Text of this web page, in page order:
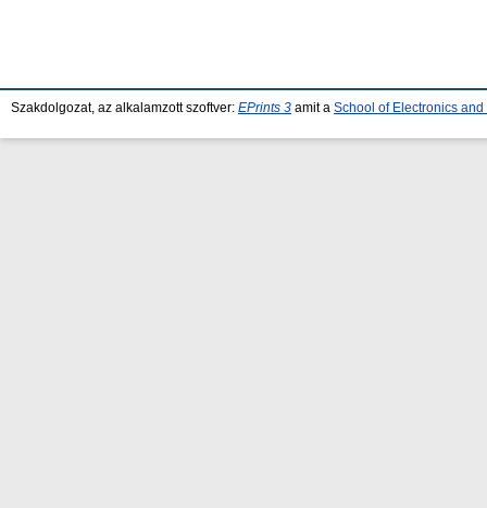
Szakdolgozat, az alkalamzott szoftver: EPrints 3 amit a School of Electronics